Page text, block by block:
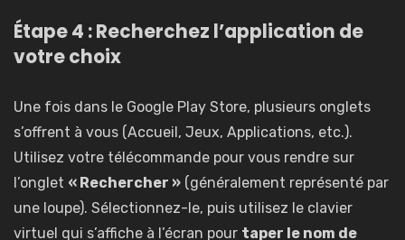
Étape 4 : Recherchez l’application de
votre choix
Une fois dans le Google Play Store, plusieurs onglets
s’offrent à vous (Accueil, Jeux, Applications, etc.).
Utilisez votre télécommande pour vous rendre sur
l’onglet « Rechercher » (généralement représenté par
une loupe). Sélectionnez-le, puis utilisez le clavier
virtuel qui s’affiche à l’écran pour taper le nom de